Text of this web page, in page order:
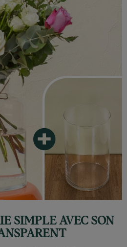
SIMPLE AVEC SON